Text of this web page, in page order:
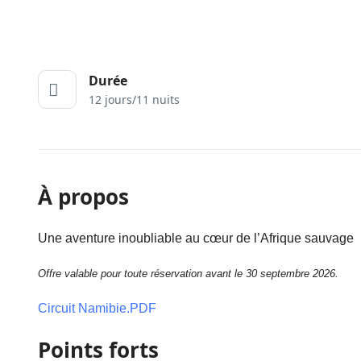
Durée
12 jours/11 nuits
À propos
Une aventure inoubliable au cœur de l’Afrique sauvage
Offre valable pour toute réservation avant le 30 septembre 2026.
Circuit Namibie.PDF
Points forts